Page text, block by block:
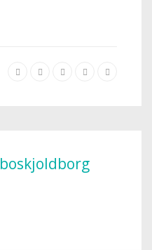
boskjoldborg